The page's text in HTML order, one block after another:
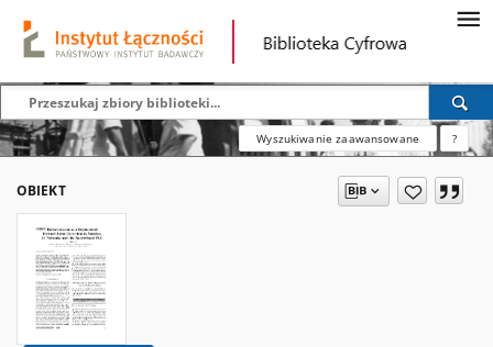
Wyszukiwanie zaawansowane ?
OBIEKT